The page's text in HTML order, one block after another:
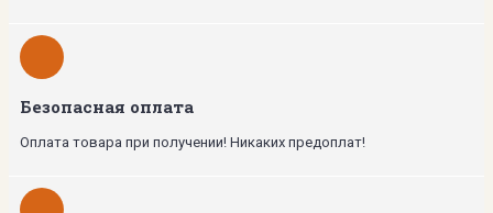
Безопасная оплата
Оплата товара при получении! Никаких предоплат!